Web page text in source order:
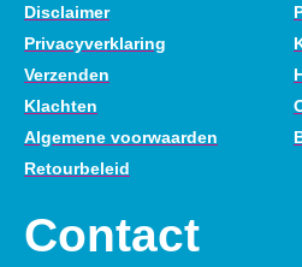
Disclaimer
Privacyverklaring
Verzenden
Klachten
Algemene voorwaarden
Retourbeleid
Contact